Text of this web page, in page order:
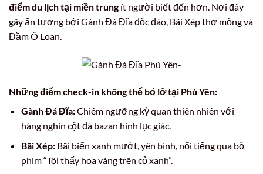
điểm du lịch tại miền trungít người biết đến hơn. Nơi đây
gây ấn tượng bởi Gành Đá Đĩa độc đáo, Bãi Xép thơ mộng và
Đầm Ô Loan.
Những điểm check-in không thể bỏ lỡ tại Phú Yên:
Gành Đá Đĩa:Chiêm ngưỡng kỳ quan thiên nhiên với
hàng nghìn cột đá bazan hình lục giác.
Bãi Xép:Bãi biển xanh mướt, yên bình, nổi tiếng qua bộ
phim “Tôi thấy hoa vàng trên cỏ xanh”.